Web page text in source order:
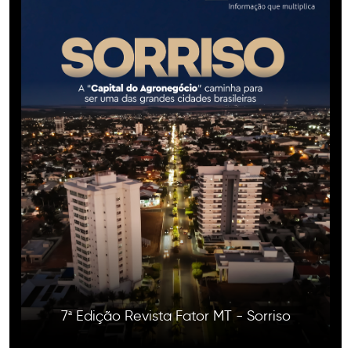
7ª Edição Revista Fator MT - Sorriso